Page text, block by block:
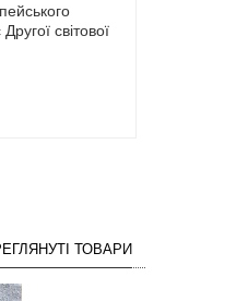
світової
ТОВАРИ